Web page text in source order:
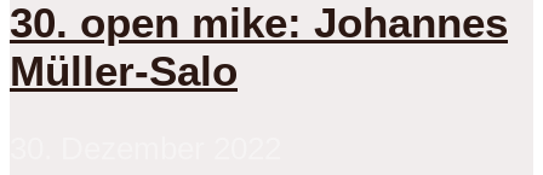
30. open mike: Johannes
Müller-Salo